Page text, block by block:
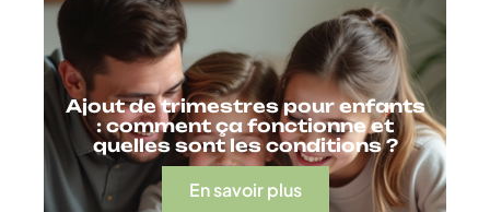
Ajout de trimestres pour enfants
: comment ça fonctionne et
quelles sont les conditions ?
En savoir plus